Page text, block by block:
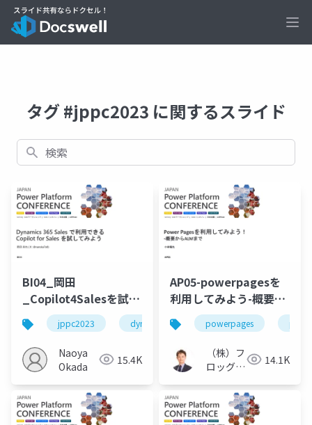
タグ #jppc2023 に関するスライド
検索
BI04_岡田
_Copilot4Salesを試し
てみようjppc2023 dynamics copilot
Naoya
Okada
15.4K
AP05-powerpagesを
利用してみよう-概要か
らALMまでpowerpages
（株）フ
ロッグポ
14.1K